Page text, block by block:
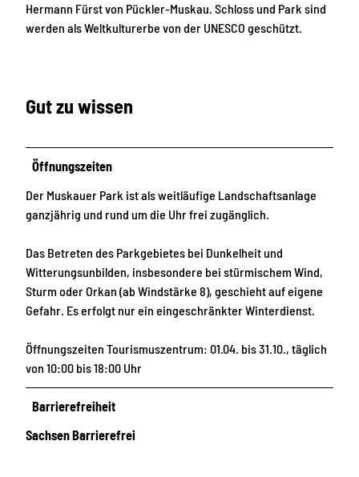
Hermann Fürst von Pückler-Muskau. Schloss und Park sind
werden als Weltkulturerbe von der UNESCO geschützt.
Gut zu wissen
Öffnungszeiten
Der Muskauer Park ist als weitläufige Landschaftsanlage
ganzjährig und rund um die Uhr frei zugänglich.
Das Betreten des Parkgebietes bei Dunkelheit und
Witterungsunbilden, insbesondere bei stürmischem Wind,
Sturm oder Orkan (ab Windstärke 8), geschieht auf eigene
Gefahr. Es erfolgt nur ein eingeschränkter Winterdienst.
Öffnungszeiten Tourismuszentrum: 01.04. bis 31.10., täglich
von 10:00 bis 18:00 Uhr
Barrierefreiheit
Sachsen Barrierefrei